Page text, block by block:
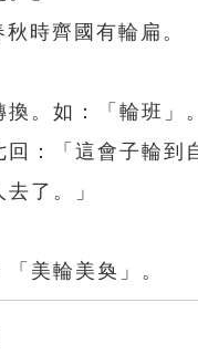
時齊國有輪扁。
換。如：「輪班」
回：「這會子輪到
了。」
美輪美奐」。